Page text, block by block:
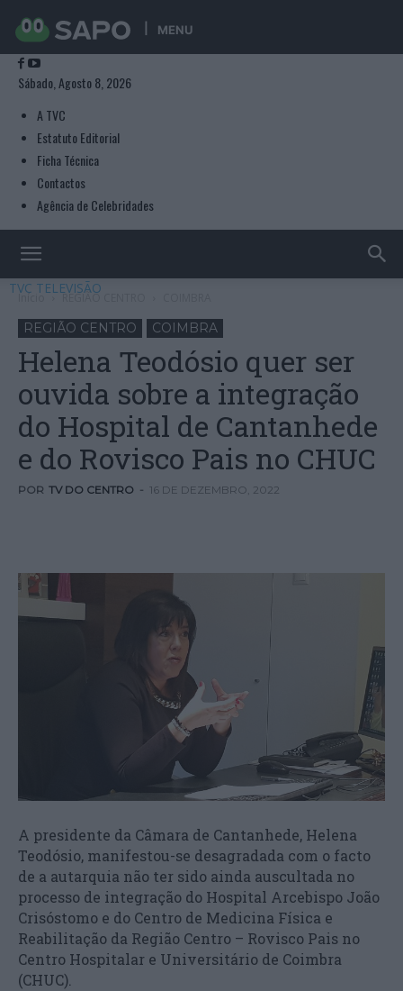
MENU
Sábado, Agosto 8, 2026
A TVC
Estatuto Editorial
Ficha Técnica
Contactos
Agência de Celebridades
TVC TELEVISÃO
Início REGIÃO CENTRO
REGIÃO CENTRO COIMBRA
Helena Teodósio quer ser
ouvida sobre a integração
do Hospital de Cantanhede
e do Rovisco Pais no CHUC
POR TV DO CENTRO - 16 DE DEZEMBRO, 2022
A presidente da Câmara de Cantanhede, Helena
Teodósio, manifestou-se desagradada com o facto
de a autarquia não ter sido ainda auscultada no
processo de integração do Hospital Arcebispo João
Crisóstomo e do Centro de Medicina Física e
Reabilitação da Região Centro – Rovisco Pais no
Centro Hospitalar e Universitário de Coimbra
(CHUC).